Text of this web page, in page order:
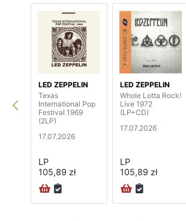
LED ZEPPELIN
Texas
International Pop
Festival 1969
(2LP)
17.07.2026
LP
105,89 zł
LED ZEPPELIN
Whole Lotta Rock!
Live 1972
(LP+CD)
17.07.2026
LP
105,89 zł